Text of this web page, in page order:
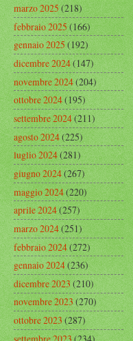
marzo 2025(218)
febbraio 2025(166)
gennaio 2025(192)
dicembre 2024(147)
novembre 2024(204)
ottobre 2024(195)
settembre 2024(211)
agosto 2024(225)
luglio 2024(281)
giugno 2024(267)
maggio 2024(220)
aprile 2024(257)
marzo 2024(251)
febbraio 2024(272)
gennaio 2024(236)
dicembre 2023(210)
novembre 2023(270)
ottobre 2023(287)